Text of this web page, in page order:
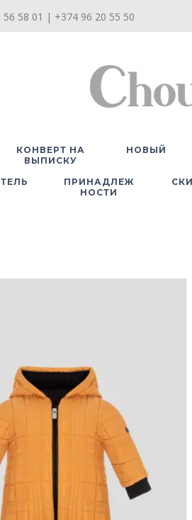
58 01 | +374 96 20 55 50
КОНВЕРТ НА
ВЫПИСКУ
НОВЫЙ
ПРИНАДЛЕЖ
НОСТИ